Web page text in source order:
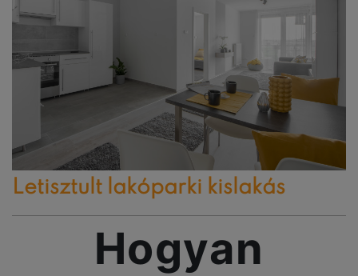
Letisztult lakóparki kislakás
Hogyan